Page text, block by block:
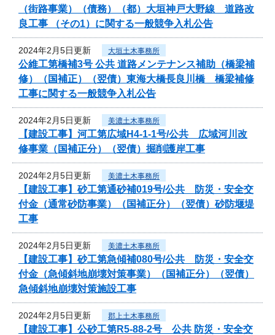
（街路事業）（債務）（都）大垣神戸大野線 道路改
良工事 （その1）に関する一般競争入札公告
2024年2月5日更新 大垣土木事務所
公維工第橋補3号 公共 道路メンテナンス補助（橋梁補
修）（国補正）（翌債）東海大橋長良川橋 橋梁補修
工事に関する一般競争入札公告
2024年2月5日更新 美濃土木事務所
【建設工事】河工第広域H4-1-1号/公共 広域河川改
修事業（国補正分）（翌債）掘削護岸工事
2024年2月5日更新 美濃土木事務所
【建設工事】砂工第通砂補019号/公共 防災・安全交
付金（通常砂防事業）（国補正分）（翌債）砂防堰堤
工事
2024年2月5日更新 美濃土木事務所
【建設工事】砂工第急傾補080号/公共 防災・安全交
付金（急傾斜地崩壊対策事業）（国補正分）（翌債）
急傾斜地崩壊対策施設工事
2024年2月5日更新 郡上土木事務所
【建設工事】公砂工第R5-88-2号 公共 防災・安全交